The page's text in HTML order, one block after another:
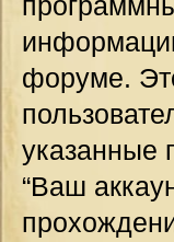
форуме.
указанные
“Ваш